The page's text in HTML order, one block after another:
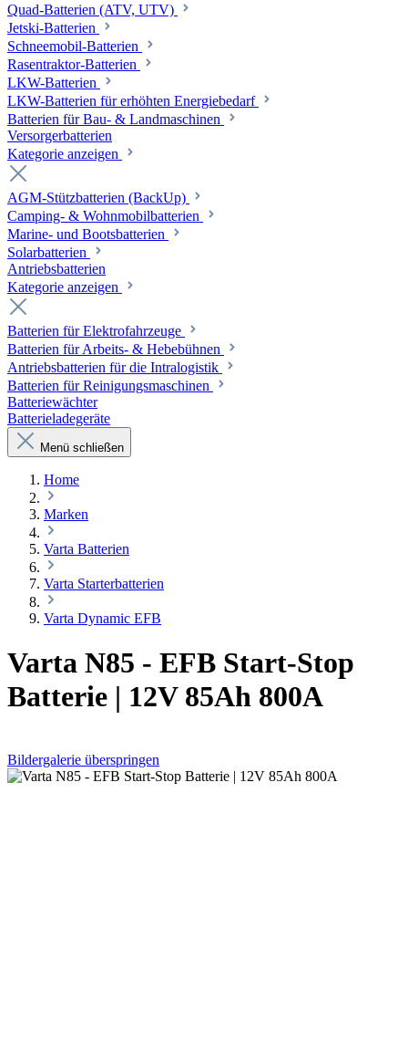
Quad-Batterien (ATV, UTV)
Jetski-Batterien
Schneemobil-Batterien
Rasentraktor-Batterien
LKW-Batterien
LKW-Batterien für erhöhten Energiebedarf
Batterien für Bau- & Landmaschinen
Versorgerbatterien
Kategorie anzeigen
AGM-Stützbatterien (BackUp)
Camping- & Wohnmobilbatterien
Marine- und Bootsbatterien
Solarbatterien
Antriebsbatterien
Kategorie anzeigen
Batterien für Elektrofahrzeuge
Batterien für Arbeits- & Hebebühnen
Antriebsbatterien für die Intralogistik
Batterien für Reinigungsmaschinen
Batteriewächter
Batterieladegeräte
Menü schließen
Home
Marken
Varta Batterien
Varta Starterbatterien
Varta Dynamic EFB
Varta N85 - EFB Start-Stop
Batterie | 12V 85Ah 800A
Bildergalerie überspringen